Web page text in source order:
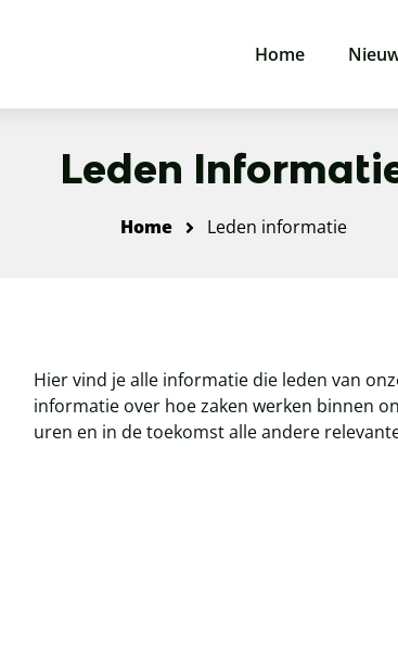
Home
Leden
Home Leden informatie
Hier vind je alle informatie die leden van
informatie over hoe zaken werken binnen
uren en in de toekomst alle andere